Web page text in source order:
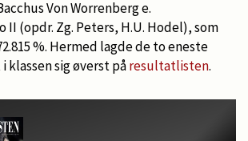
Von Worrenberg e.
II (opdr. Zg. Peters, H.U. Hodel), som
%. Hermed lagde de to eneste
klassen sig øverst påresultatlisten.